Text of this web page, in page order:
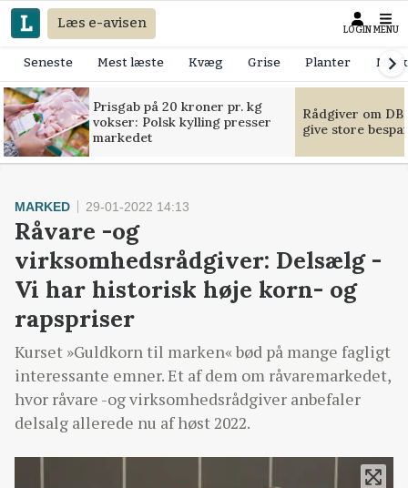
Læs e-avisen LOGIN MENU
Seneste Mest læste Kvæg Grise Planter
Prisgab på 20 kroner pr. kg
vokser: Polsk kylling presser
markedet
Rådgiver om
give store
MARKED 29-01-2022 14:13
Råvare -og
virksomhedsrådgiver: Delsælg -
Vi har historisk høje korn- og
rapspriser
Kurset »Guldkorn til marken« bød på mange fagligt
interessante emner. Et af dem om råvaremarkedet,
hvor råvare -og virksomhedsrådgiver anbefaler
delsalg allerede nu af høst 2022.